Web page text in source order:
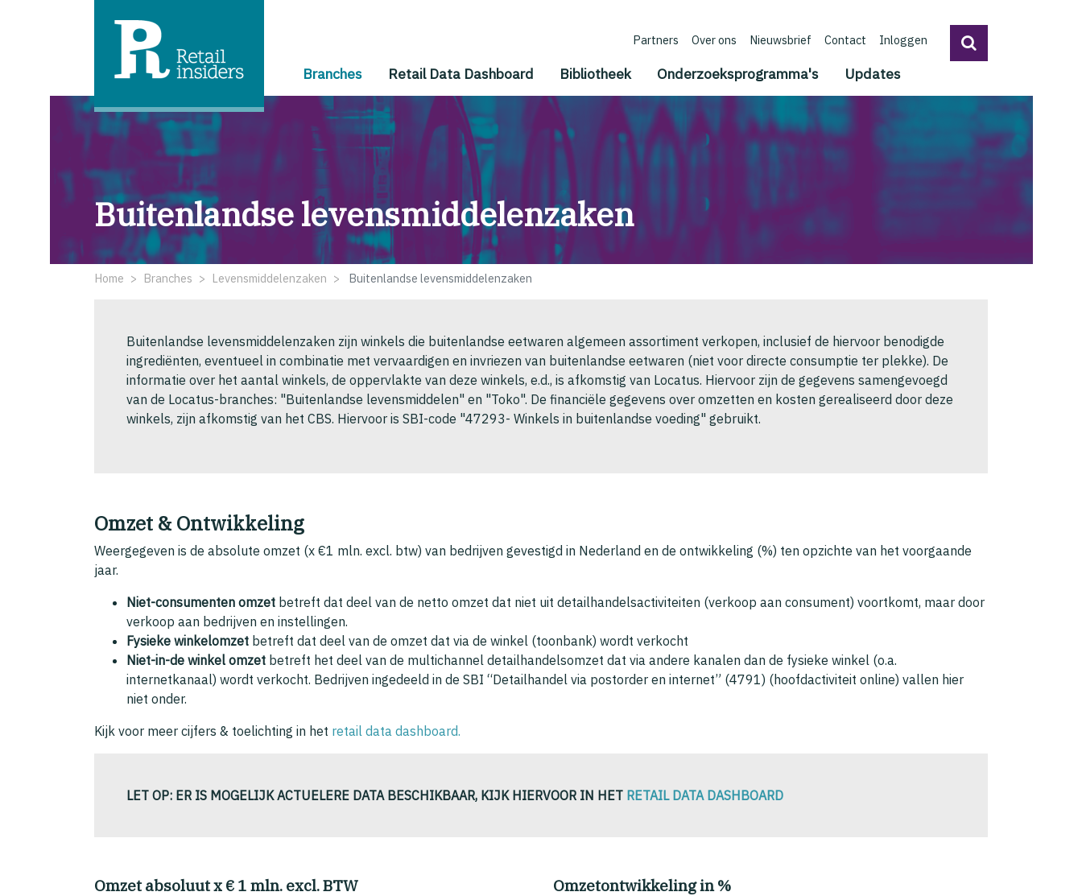
Partners Over ons Nieuwsbrief Contact Inloggen
Branches(current)Retail Data Dashboard Bibliotheek Onderzoeksprogramma's Updates
Buitenlandse levensmiddelenzaken
Home Branches Levensmiddelenzaken Buitenlandse levensmiddelenzaken
Buitenlandse levensmiddelenzaken zijn winkels die buitenlandse eetwaren algemeen assortiment verkopen, inclusief de hiervoor benodigde
ingrediënten, eventueel in combinatie met vervaardigen en invriezen van buitenlandse eetwaren (niet voor directe consumptie ter plekke). De
informatie over het aantal winkels, de oppervlakte van deze winkels, e.d., is afkomstig van Locatus. Hiervoor zijn de gegevens samengevoegd
van de Locatus-branches: "Buitenlandse levensmiddelen" en "Toko". De financiële gegevens over omzetten en kosten gerealiseerd door deze
winkels, zijn afkomstig van het CBS. Hiervoor is SBI-code "47293- Winkels in buitenlandse voeding" gebruikt.
Omzet & Ontwikkeling
Weergegeven is de absolute omzet (x €1 mln. excl. btw) van bedrijven gevestigd in Nederland en de ontwikkeling (%) ten opzichte van het voorgaande
jaar.
Niet-consumenten omzet betreft dat deel van de netto omzet dat niet uit detailhandelsactiviteiten (verkoop aan consument) voortkomt, maar door
verkoop aan bedrijven en instellingen.
Fysieke winkelomzet betreft dat deel van de omzet dat via de winkel (toonbank) wordt verkocht
Niet-in-de winkel omzet betreft het deel van de multichannel detailhandelsomzet dat via andere kanalen dan de fysieke winkel (o.a.
internetkanaal) wordt verkocht. Bedrijven ingedeeld in de SBI “Detailhandel via postorder en internet” (4791) (hoofdactiviteit online) vallen hier
niet onder.
Kijk voor meer cijfers & toelichting in het retail data dashboard.
LET OP: ER IS MOGELIJK ACTUELERE DATA BESCHIKBAAR, KIJK HIERVOOR IN HET RETAIL DATA DASHBOARD
Omzet absoluut x € 1 mln. excl. BTW Omzetontwikkeling in %